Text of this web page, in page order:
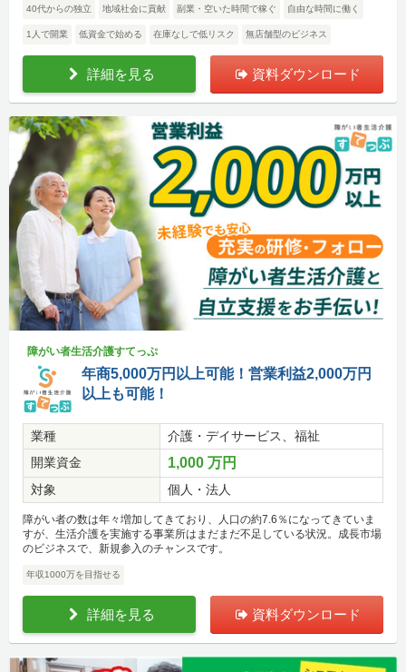
40代からの独立 地域社会に貢献 副業・空いた時間で稼ぐ 自由な時間に働く
1人で開業 低資金で始める 在庫なしで低リスク 無店舗型のビジネス
詳細を見る 資料ダウンロード
障がい者生活介護すてっぷ
年商5,000万円以上可能！営業利益2,000万円
以上も可能！
業種
介護・デイサービス、福祉
開業資金
1,000 万円
対象 個人・法人
障がい者の数は年々増加してきており、人口の約7.6％になってきていま
すが、生活介護を実施する事業所はまだまだ不足している状況。成長市場
のビジネスで、新規参入のチャンスです。
年収1000万を目指せる
詳細を見る 資料ダウンロード